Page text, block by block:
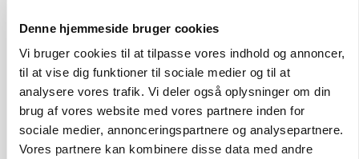
Denne hjemmeside bruger cookies
Vi bruger cookies til at tilpasse vores indhold og annoncer,
til at vise dig funktioner til sociale medier og til at
analysere vores trafik. Vi deler også oplysninger om din
brug af vores website med vores partnere inden for
sociale medier, annonceringspartnere og analysepartnere.
Vores partnere kan kombinere disse data med andre
BUSINESS
Efter salg af 3.000 søer: Vestfynsk
opformeringsprofil afhænder jord for 85
millioner